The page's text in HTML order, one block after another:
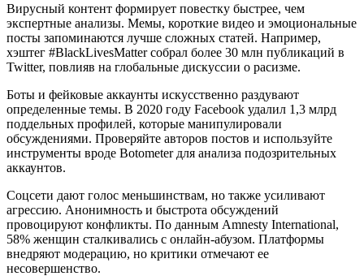
Вирусный контент формирует повестку быстрее, чем
экспертные анализы. Мемы, короткие видео и эмоциональные
посты запоминаются лучше сложных статей. Например,
хэштег #BlackLivesMatter собрал более 30 млн публикаций в
Twitter, повлияв на глобальные дискуссии о расизме.
Боты и фейковые аккаунты искусственно раздувают
определенные темы. В 2020 году Facebook удалил 1,3 млрд
поддельных профилей, которые манипулировали
обсуждениями. Проверяйте авторов постов и используйте
инструменты вроде Botometer для анализа подозрительных
аккаунтов.
Соцсети дают голос меньшинствам, но также усиливают
агрессию. Анонимность и быстрота обсуждений
провоцируют конфликты. По данным Amnesty International,
58% женщин сталкивались с онлайн-абузом. Платформы
внедряют модерацию, но критики отмечают ее
несовершенство.